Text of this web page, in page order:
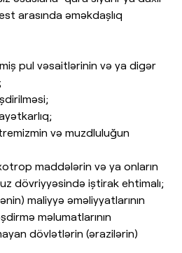
arasında əməkdaşlıq
pul vəsaitlərinin və ya digər
və muzdluluğun
maddələrin və ya onların
dövriyyəsində iştirak ehtimalı;
maliyyə əməliyyatlarının
məlumatlarının
dövlətlərin (ərazilərin)